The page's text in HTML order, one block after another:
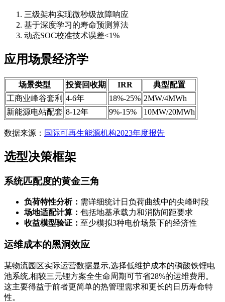
三级架构实现微秒级故障响应
基于深度学习的寿命预测算法
动态SOC校准技术误差<1%
应用场景经济学
场景类型 投资回收期 IRR
典型配置
工商业峰谷套利 4-6年 18%-25% 2MW/4MWh
新能源电站配套 8-12年 9%-15% 10MW/20MWh
数据来源： 国际可再生能源机构2023年度报告
选型决策框架
系统匹配度的黄金三角
负荷特性分析： 需详细统计日负荷曲线中的尖峰时段
场地适配计算： 包括地基承载力和消防间距要求
收益模型验证： 至少模拟3种电价场景下的经济性
运维成本的黑洞效应
某物流园区实际运营数据显示,选择低维护成本的磷酸铁锂电
池系统,相较三元锂方案全生命周期可节省28%的运维费用。
这主要得益于前者更简单的热管理需求和更长的日历寿命特
性。